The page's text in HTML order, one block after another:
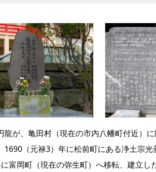
が、亀田村（現在の市内八幡町付近）
（元禄3）年に松前町にある浄土宗光
富岡町（現在の弥生町）へ移転、建立し